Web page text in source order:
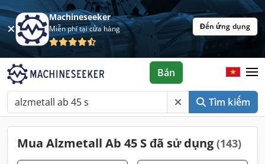
Machineseeker
Miễn phí tại cửa hàng Đến ứng dụng
Tìm kiếm
Bán
Mua Alzmetall Ab 45 S đã sử dụng (143)